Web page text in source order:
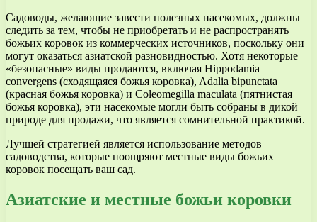
Садоводы, желающие завести полезных насекомых, должны
следить за тем, чтобы не приобретать и не распространять
божьих коровок из коммерческих источников, поскольку они
могут оказаться азиатской разновидностью. Хотя некоторые
«безопасные» виды продаются, включая Hippodamia
convergens (сходящаяся божья коровка), Adalia bipunctata
(красная божья коровка) и Coleomegilla maculata (пятнистая
божья коровка), эти насекомые могли быть собраны в дикой
природе для продажи, что является сомнительной практикой.
Лучшей стратегией является использование методов
садоводства, которые поощряют местные виды божьих
коровок посещать ваш сад.
Азиатские и местные божьи коровки